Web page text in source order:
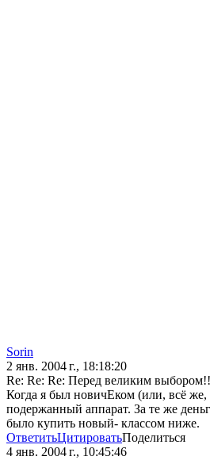
Sorin
2 янв. 2004 г., 18:18:20
Re: Re: Re: Перед великим
Когда я был новичЕком (или, всё
подержанный аппарат. За те же
было купить новый- классом ниже.
ОтветитьЦитироватьПоделиться
4 янв. 2004 г., 10:45:46